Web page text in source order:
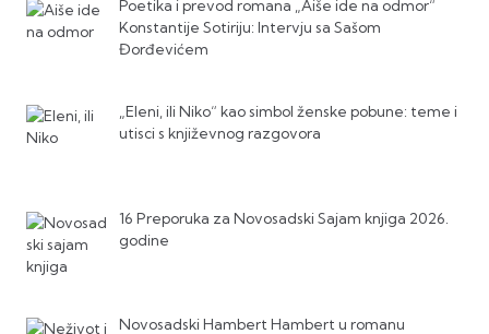
Poetika i prevod romana „Aiše ide na odmor“
Konstantije Sotiriju: Intervju sa Sašom
Đorđevićem
„Eleni, ili Niko“ kao simbol ženske pobune: teme i
utisci s književnog razgovora
16 Preporuka za Novosadski Sajam knjiga 2026.
godine
Novosadski Hambert Hambert u romanu